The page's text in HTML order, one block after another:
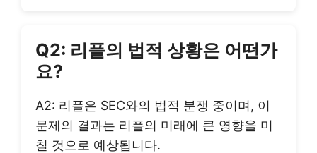
Q2: 리플의 법적 상황은 어떤가
요?
A2: 리플은 SEC와의 법적 분쟁 중이며, 이
문제의 결과는 리플의 미래에 큰 영향을 미
칠 것으로 예상됩니다.